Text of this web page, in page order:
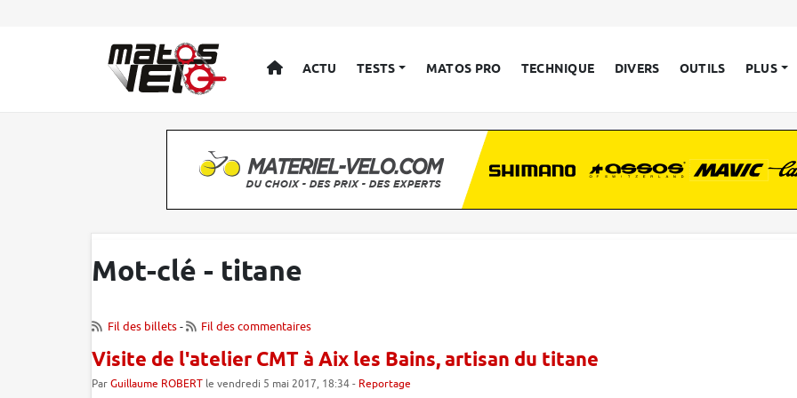
ACCUEIL
ACTU TESTS MATOS PRO TECHNIQUE DIVERS OUTILS PLUS
Mot-clé - titane
Fil des billets- Fil des commentaires
Visite de l'atelier CMT à Aix les Bains, artisan du titane
Par Guillaume ROBERT le vendredi 5 mai 2017, 18:34 - Reportage